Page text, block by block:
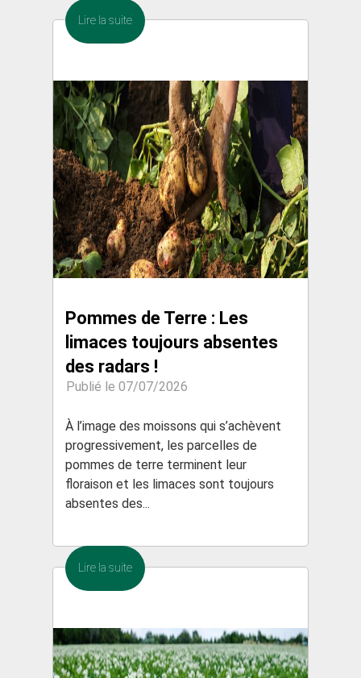
Lire la suite
Pommes de Terre : Les
limaces toujours absentes
des radars !
Publié le 07/07/2026
À l’image des moissons qui s’achèvent
progressivement, les parcelles de
pommes de terre terminent leur
floraison et les limaces sont toujours
absentes des...
Lire la suite